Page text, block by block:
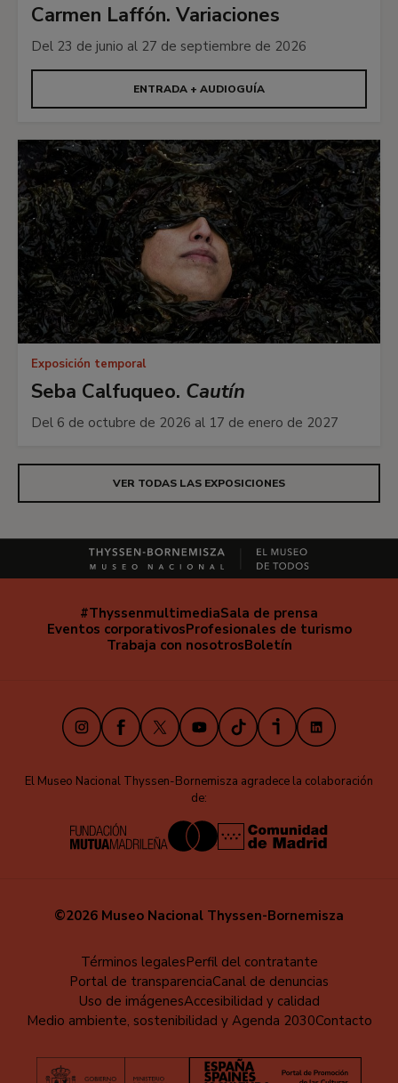
Carmen Laffón. Variaciones
Del 23 de junio al 27 de septiembre de 2026
ENTRADA + AUDIOGUÍA
Exposición temporal
Seba Calfuqueo. Cautín
Del 6 de octubre de 2026 al 17 de enero de 2027
VER TODAS LAS EXPOSICIONES
Navegación#ThyssenmultimediaSala de prensa
Eventos corporativosProfesionales de turismo
Trabaja con nosotrosBoletín
Instagram
Facebook
X YoutubeTikTokiVooxLinkedIn
El Museo Nacional Thyssen-Bornemisza agradece la colaboración
de:
©2026 Museo Nacional Thyssen-Bornemisza
pie
Términos legalesPerfil del contratante
Portal de transparenciaCanal de denuncias
Uso de imágenesAccesibilidad y calidad
Medio ambiente, sostenibilidad y Agenda 2030Contacto